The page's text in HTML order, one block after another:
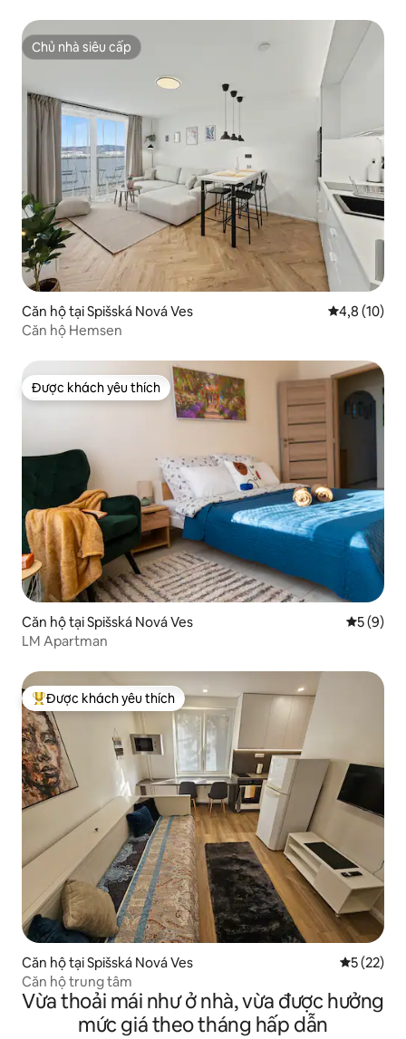
Chủ nhà siêu cấp
Chủ nhà siêu cấp
Căn hộ tại Spišská Nová Ves Xếp hạng
4,8 (10)
Căn hộ Hemsen
Được khách yêu thích
Được khách yêu thích
Căn hộ tại Spišská Nová Ves Xếp5 (9)
LM Apartman
Được khách yêu thích nhất
Được khách yêu thích
Căn hộ tại Spišská Nová Ves Xếp hạng
5 (22)
Căn hộ trung tâm
Vừa thoải mái như ở nhà, vừa được hưởng
mức giá theo tháng hấp dẫn